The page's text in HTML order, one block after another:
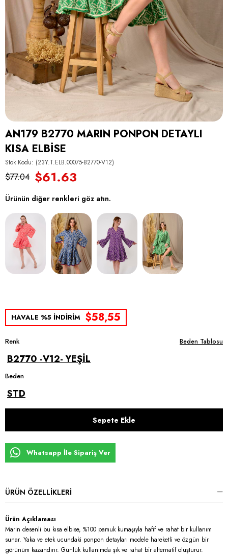
AN179 B2770 MARIN PONPON DETAYLI
KISA ELBİSE
Stok Kodu (23Y.T.ELB.00075-B2770-V12)
$77.04 $61.63
Ürünün diğer renkleri göz atın.
HAVALE %5 İNDİRİM $58,55
Renk Beden Tablosu
B2770 -V12- YEŞİL
Beden
STD
Whatsapp İle Sipariş Ver
ÜRÜN ÖZELLIKLERI
Ürün Açıklaması
Marin desenli bu kısa elbise, %100 pamuk kumaşıyla hafif ve rahat bir kullanım
sunar. Yaka ve etek ucundaki ponpon detayları modele hareketli ve özgün bir
görünüm kazandırır. Günlük kullanımda şık ve rahat bir alternatif oluşturur.